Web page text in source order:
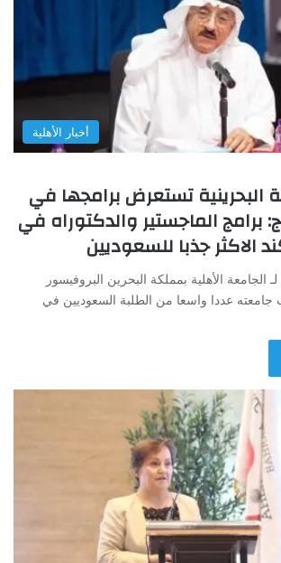
أخبار الأهلية
البحرينية تستعرض برامجها في
برامج الماجستير والدكتوراه في
الاكثر جذبا للسعوديين
الأهلية بمملكة البحرين البروفيسور
جامعته عددا واسعا من الطلبة السعوديين في